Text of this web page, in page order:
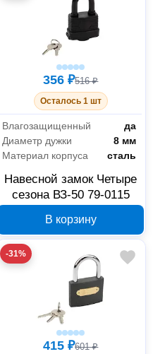
356 ₽516 ₽
Осталось 1 шт
Влагозащищенный
да
Диаметр дужки
8 мм
Материал корпуса
сталь
Навесной замок Четыре
сезона ВЗ-50 79-0115
В корзину
-31%
415 ₽601 ₽